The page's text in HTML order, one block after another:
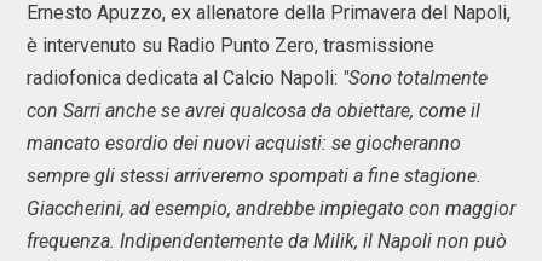
Ernesto Apuzzo, ex allenatore della Primavera del Napoli,
è intervenuto su Radio Punto Zero, trasmissione
radiofonica dedicata al Calcio Napoli: "Sono totalmente
con Sarri anche se avrei qualcosa da obiettare, come il
mancato esordio dei nuovi acquisti: se giocheranno
sempre gli stessi arriveremo spompati a fine stagione.
Giaccherini, ad esempio, andrebbe impiegato con maggior
frequenza. Indipendentemente da Milik, il Napoli non può